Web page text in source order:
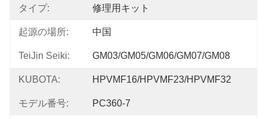
タイプ: 修理用キット
起源の場所: 中国
TeiJin Seiki: GM03/GM05/GM06/GM07/GM08
KUBOTA: HPVMF16/HPVMF23/HPVMF32
モデル番号: PC360-7